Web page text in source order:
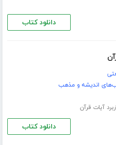
دانلود کتاب
اندیشه و مذهب
آیات قرآن
دانلود کتاب